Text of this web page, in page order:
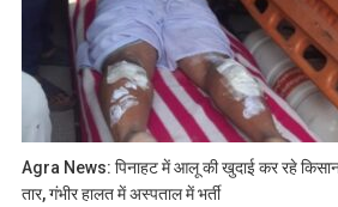
Agra News: पिनाहट में आलू की खुदाई कर रहे किसान
तार, गंभीर हालत में अस्पताल में भर्ती